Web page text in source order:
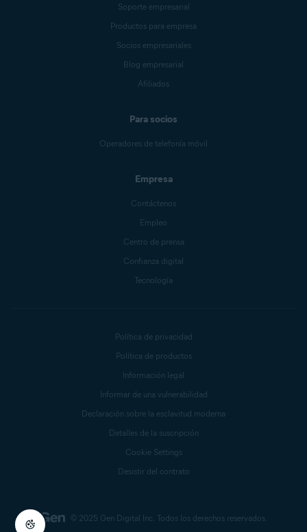
Soporte empresarial
Productos para empresa
Socios empresariales
Blog empresarial
Afiliados
Para socios
Operadores de telefonía móvil
Empresa
Contáctenos
Empleo
Centro de prensa
Confianza digital
Tecnología
© 2025 Gen Digital Inc. Todos los derechos reservados.
Política de privacidad
Política de productos
Información legal
Informar de una vulnerabilidad
Declaración sobre la esclavitud moderna
Detalles de la suscripción
Cookie Settings
Desistir del contrato